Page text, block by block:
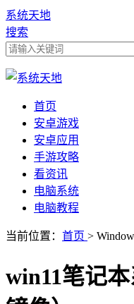
系统天地
搜索
首页
安卓游戏
安卓应用
手游攻略
看资讯
电脑系统
电脑教程
当前位置： 首页 >
win11笔记